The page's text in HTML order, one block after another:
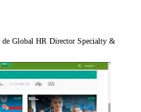
de Global HR Director Specialty &